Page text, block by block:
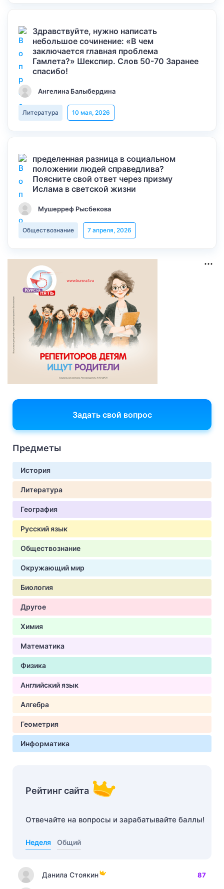
Здравствуйте, нужно написать
небольшое сочинение: «В чем
заключается главная проблема
Гамлета?» Шекспир. Слов 50-70 Заранее
спасибо!
Ангелина Балыбердина
Литература 10 мая, 2026
пределенная разница в социальном
положении людей справедлива?
Поясните свой ответ через призму
Ислама в светской жизни
Мушерреф Рысбекова
Обществознание 7 апреля, 2026
Задать свой вопрос
Предметы
История
Литература
География
Русский язык
Обществознание
Окружающий мир
Биология
Другое
Химия
Математика
Физика
Английский язык
Алгебра
Геометрия
Информатика
Рейтинг сайта
Отвечайте на вопросы и зарабатывайте баллы!
Неделя Общий
Данила Стоякин 87